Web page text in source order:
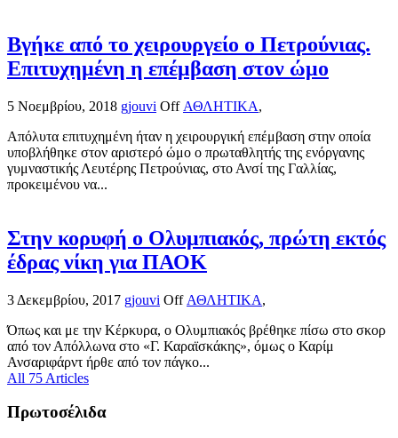
Βγήκε από το χειρουργείο ο Πετρούνιας.
Επιτυχημένη η επέμβαση στον ώμο
5 Νοεμβρίου, 2018 gjouvi Off ΑΘΛΗΤΙΚΑ,
Απόλυτα επιτυχημένη ήταν η χειρουργική επέμβαση στην οποία
υποβλήθηκε στον αριστερό ώμο ο πρωταθλητής της ενόργανης
γυμναστικής Λευτέρης Πετρούνιας, στο Ανσί της Γαλλίας,
προκειμένου να...
Στην κορυφή ο Ολυμπιακός, πρώτη εκτός
έδρας νίκη για ΠΑΟΚ
3 Δεκεμβρίου, 2017 gjouvi Off ΑΘΛΗΤΙΚΑ,
Όπως και με την Κέρκυρα, ο Ολυμπιακός βρέθηκε πίσω στο σκορ
από τον Απόλλωνα στο «Γ. Καραϊσκάκης», όμως ο Καρίμ
Ανσαριφάρντ ήρθε από τον πάγκο...
All 75 Articles
Πρωτοσέλιδα